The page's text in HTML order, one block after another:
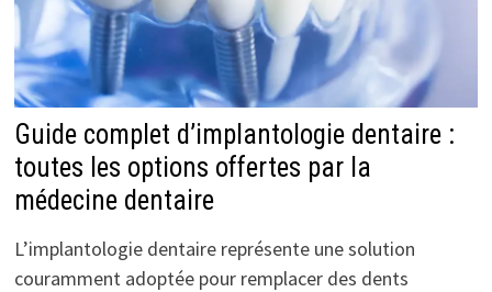
Guide complet d’implantologie dentaire :
toutes les options offertes par la
médecine dentaire
L’implantologie dentaire représente une solution
couramment adoptée pour remplacer des dents